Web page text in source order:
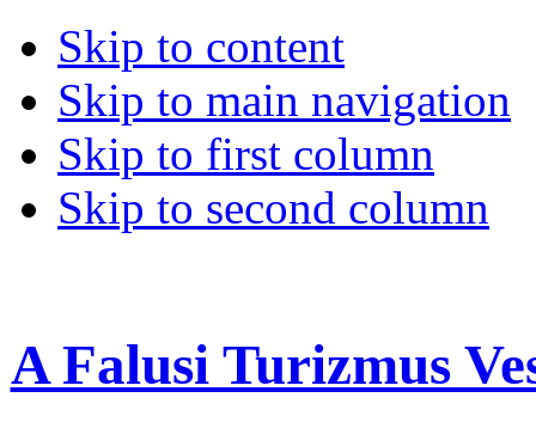
Skip to content
Skip to main navigation
Skip to first column
Skip to second column
A Falusi Turizmus